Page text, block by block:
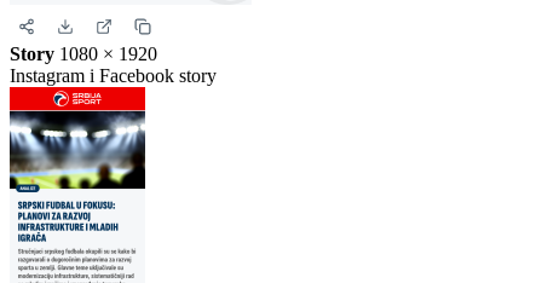
Kvadrat1080 × 1080
Instagram i Facebook